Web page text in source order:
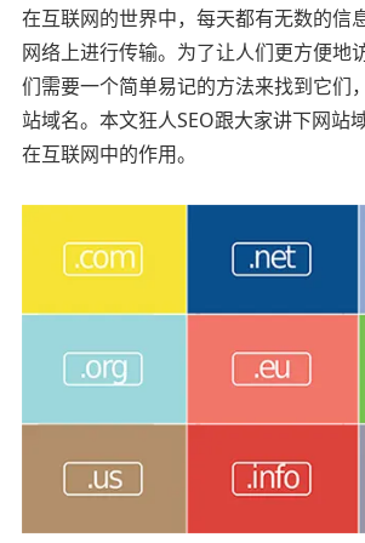
在互联网的世界中，每天都有无数的信
网络上进行传输。为了让人们更方便地
们需要一个简单易记的方法来找到它们
站域名。本文狂人SEO跟大家讲下网站
在互联网中的作用。